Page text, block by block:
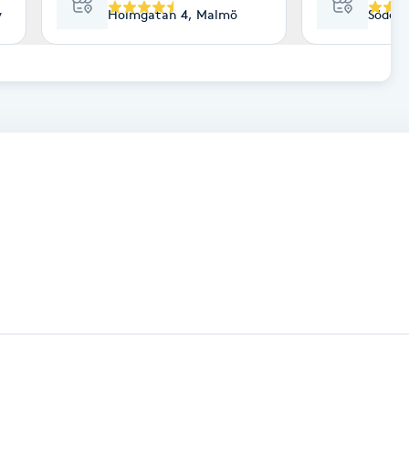
Holmgatan 4, Malmö